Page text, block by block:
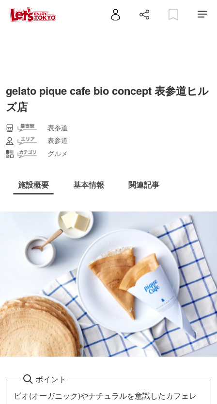
gelato pique cafe bio concept 表参道ヒル
ズ店
表参道
表参道
グルメ
施設概要 基本情報 関連記事
ポイント
ビオ(オーガニック)やナチュラルを意識したカフェレ